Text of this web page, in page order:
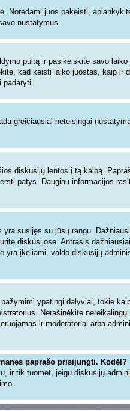
Norėdami juos pakeisti,
nustatymus.
pultą ir pasikeiskite savo
kad keisti laiko juostas, kaip ir
padaryti.
greičiausiai neteisingai
diskusijų lentos į tą kalbą.
patys. Daugiau informacijos
susijęs su jūsų rangu.
diskusijose. Antrasis
yra įkeliami, valdo diskusijų
ypatingi dalyviai, tokie
Nerašinėkite
ir moderatoriai arba
paprašo prisijungti. Kodėl?
ir tik tuomet, jeigu diskusijų